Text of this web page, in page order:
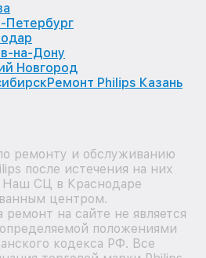
Петербург
на-Дону
Новгород
Ремонт Philips Казань
ремонту и обслуживанию
после истечения на них
Наш СЦ в Краснодаре
центром.
на сайте не является
положениями
кодекса РФ. Все